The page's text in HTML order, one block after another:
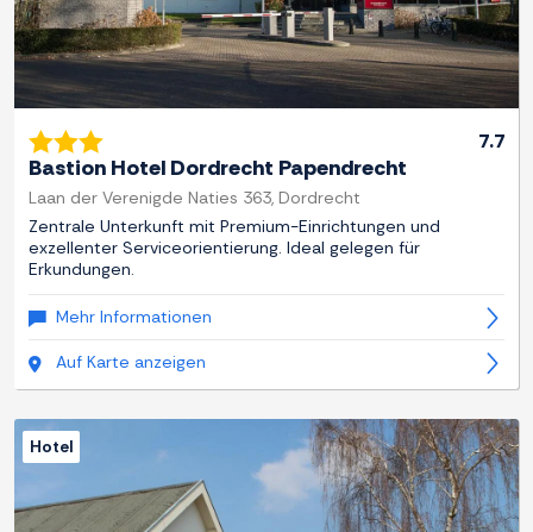
7.7
Bastion Hotel Dordrecht Papendrecht
Laan der Verenigde Naties 363, Dordrecht
Zentrale Unterkunft mit Premium-Einrichtungen und
exzellenter Serviceorientierung. Ideal gelegen für
Erkundungen.
Mehr Informationen
Auf Karte anzeigen
Hotel